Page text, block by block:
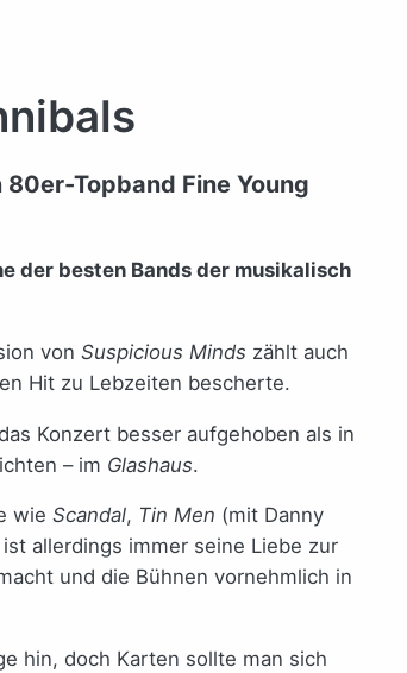
80er-Topband Fine Young
der besten Bands der musikalisch
von Suspicious Minds zählt auch
Hit zu Lebzeiten bescherte.
Konzert besser aufgehoben als in
– im Glashaus.
wie Scandal, Tin Men (mit Danny
allerdings immer seine Liebe zur
und die Bühnen vornehmlich in
hin, doch Karten sollte man sich